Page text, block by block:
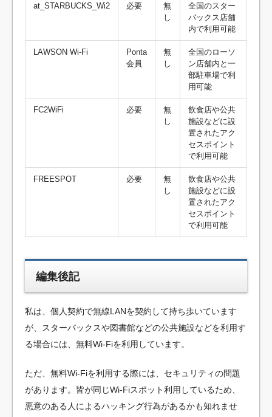
at_STARBUCKS_Wi2 必要
無
し
全国のスター
バックス店舗
内で利用可能
LAWSON Wi-Fi
Ponta
会員
無
し
全国のローソ
ン店舗内と一
部駐車場で利
用可能
FC2WiFi 必要
無
し
飲食店や公共
施設などに設
置されたアク
セスポイント
で利用可能
FREESPOT 必要
無
し
飲食店や公共
施設などに設
置されたアク
セスポイント
で利用可能
編集後記
私は、個人契約で無線LANを契約して持ち歩いています
が、スターバックスや図書館などの公共施設などを利用す
る場合には、無料Wi-Fiを利用しています。
ただ、無料Wi-Fiを利用する際には、セキュリティの問題
があります。皆が同じWi-Fiスポット利用しているため、
悪意のある人によるハッキング行為があるかも知れませ